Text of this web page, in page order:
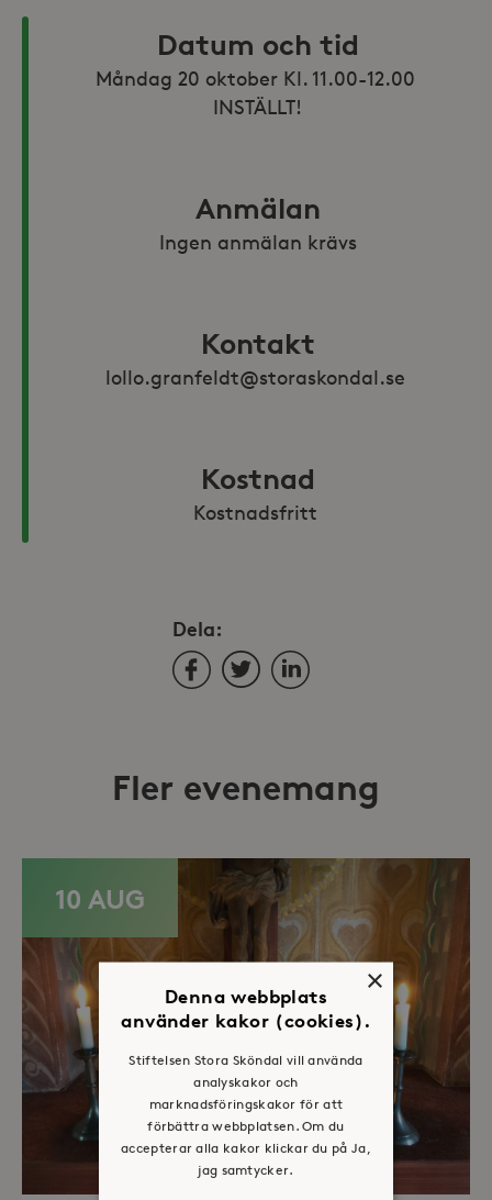
Datum och tid
Måndag 20 oktober Kl. 11.00-12.00
INSTÄLLT!
Anmälan
Ingen anmälan krävs
Kontakt
lollo.granfeldt@storaskondal.se
Kostnad
Kostnadsfritt
Dela:
FacebookTwitterLinkedIn
Fler evenemang
10 AUG
×
Denna webbplats
använder kakor (cookies).
Stiftelsen Stora Sköndal vill använda
analyskakor och
marknadsföringskakor för att
förbättra webbplatsen. Om du
accepterar alla kakor klickar du på Ja,
jag samtycker.